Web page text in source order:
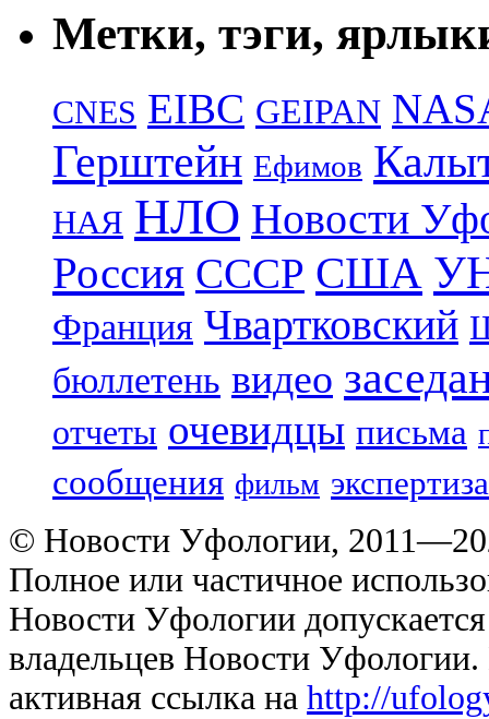
Метки, тэги,
CNES EIBC GEIPAN
Герштейн Ефимов
НАЯ НЛО Новости
Россия СССР США
Франция Чвартковский
бюллетень видео
отчеты очевидцы письма
сообщения фильм экспертиза
© Новости Уфологии,
Полное или частичное
Новости Уфологии
владельцев Новости
активная ссылка на http://